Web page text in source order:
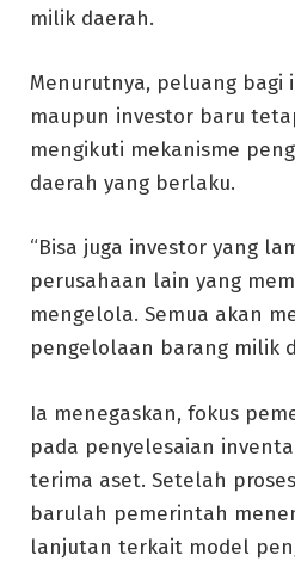
milik daerah.
Menurutnya, peluang bagi
maupun investor baru
mengikuti mekanisme
daerah yang berlaku.
“Bisa juga investor yang
perusahaan lain yang
mengelola. Semua akan
pengelolaan barang milik
Ia menegaskan, fokus
pada penyelesaian
terima aset. Setelah
barulah pemerintah
lanjutan terkait model